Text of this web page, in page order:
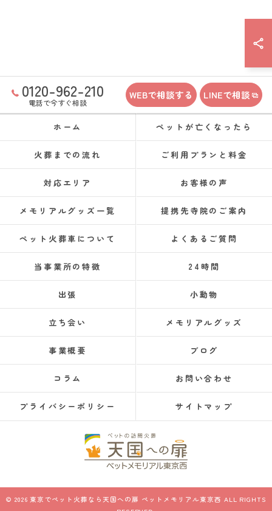
0120-962-210
電話で今すぐ相談
WEBで相談する LINEで相談
ホーム ペットが亡くなったら
火葬までの流れ ご利用プランと料金
対応エリア お客様の声
メモリアルグッズ一覧 提携先寺院のご案内
ペット火葬車について よくあるご質問
当事業所の特徴 24時間
出張 小動物
立ち会い メモリアルグッズ
事業概要 ブログ
コラム お問い合わせ
プライバシーポリシー サイトマップ
© 2026 東京でペット火葬なら天国への扉 ペットメモリアル東京西 ALL RIGHTS